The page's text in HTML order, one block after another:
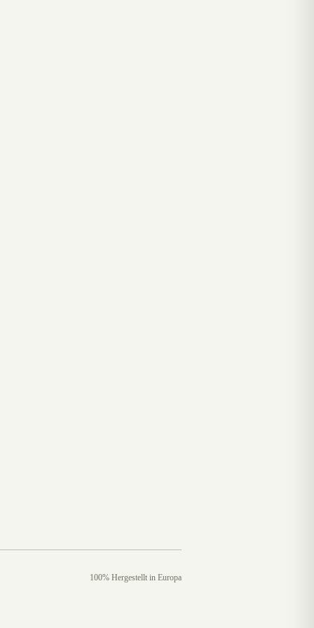
100% Hergestellt in Europa